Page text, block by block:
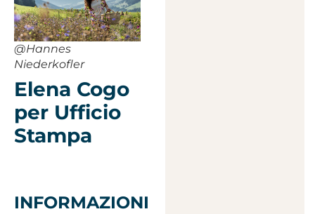
@Hannes
Niederkofler
Elena Cogo
per Ufficio
Stampa
INFORMAZIONI